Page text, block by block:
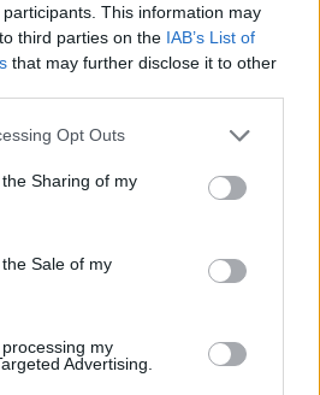
participants. This information may
third parties on the IAB’s List of
that may further disclose it to other
Opt Outs
Sharing of my
Sale of my
my
Advertising.
ein!